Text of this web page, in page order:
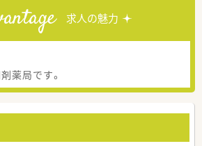
求人の魅力
薬局です。